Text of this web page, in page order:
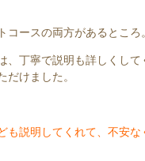
コースの両方があるところ。
、丁寧で説明も詳しくして
だけました。
も説明してくれて、不安な